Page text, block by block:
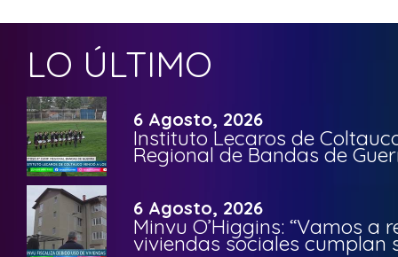
LO ÚLTIMO
6 Agosto, 2026
Instituto Lecaros de
Regional de Bandas de
6 Agosto, 2026
Minvu O’Higgins: “Vamos a
viviendas sociales cumplan